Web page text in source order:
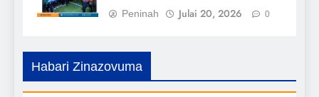
Peninah Julai 20, 2026 0
Habari Zinazovuma